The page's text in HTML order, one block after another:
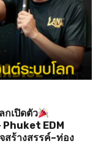
กเปิดตัว
Phuket EDM
สร้างสรรค์–ท่อง